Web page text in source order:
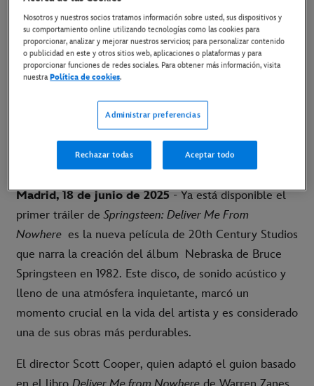
LA NUEVA PELÍCULA, DIRIGIDA POR SCOTT
COOPER Y PROTAGONIZADA POR JEREMY
ALLEN WHITE COMO BRUCE SPRINGSTEEN, SE
ESTRENA EL 24 DE OCTUBRE SOLO EN CINES
LINK AL TRÁILER EN YOUTUBE
LINK AL MATERIAL DISPONIBLE
Madrid, 18 de junio de 2025- Ya está disponible el
primer tráiler deSpringsteen: Deliver Me From
Nowhere es la nueva película de 20th Century Studios
que narra la creación del álbum Nebraska de Bruce
Springsteen en 1982. Este disco, de sonido acústico y
lleno de una atmósfera inquietante, marcó un
momento crucial en la vida del artista y es considerado
una de sus obras más perdurables.
El director Scott Cooper, quien adaptó el guion basado
Nosotros y nuestros socios tratamos información sobre usted, sus dispositivos y
su comportamiento online utilizando tecnologías como las cookies para
proporcionar, analizar y mejorar nuestros servicios; para personalizar contenido
o publicidad en este y otros sitios web, aplicaciones o plataformas y para
proporcionar funciones de redes sociales. Para obtener más información, visita
nuestraPolítica de cookies.
Administrar preferencias
Rechazar todas Aceptar todo